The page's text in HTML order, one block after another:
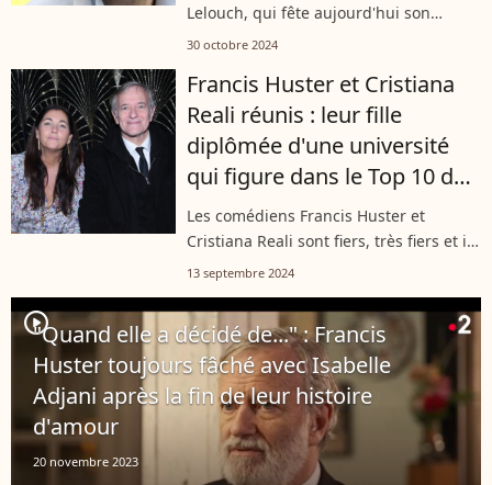
Lelouch, qui fête aujourd'hui son
87ème anniversaire, a un lien très fort
il avait fait bâtir un énorme...
30 octobre 2024
Francis Huster et Cristiana
Reali réunis : leur fille
diplômée d'une université
qui figure dans le Top 10 des
meilleures du monde
Les comédiens Francis Huster et
Cristiana Reali sont fiers, très fiers et il
y a de quoi. Leur fille Toscane, qui a
d'être diplômée. Elle a suivi...
13 septembre 2024
player2
"Quand elle a décidé de..." : Francis
Huster toujours fâché avec Isabelle
Adjani après la fin de leur histoire
d'amour
20 novembre 2023